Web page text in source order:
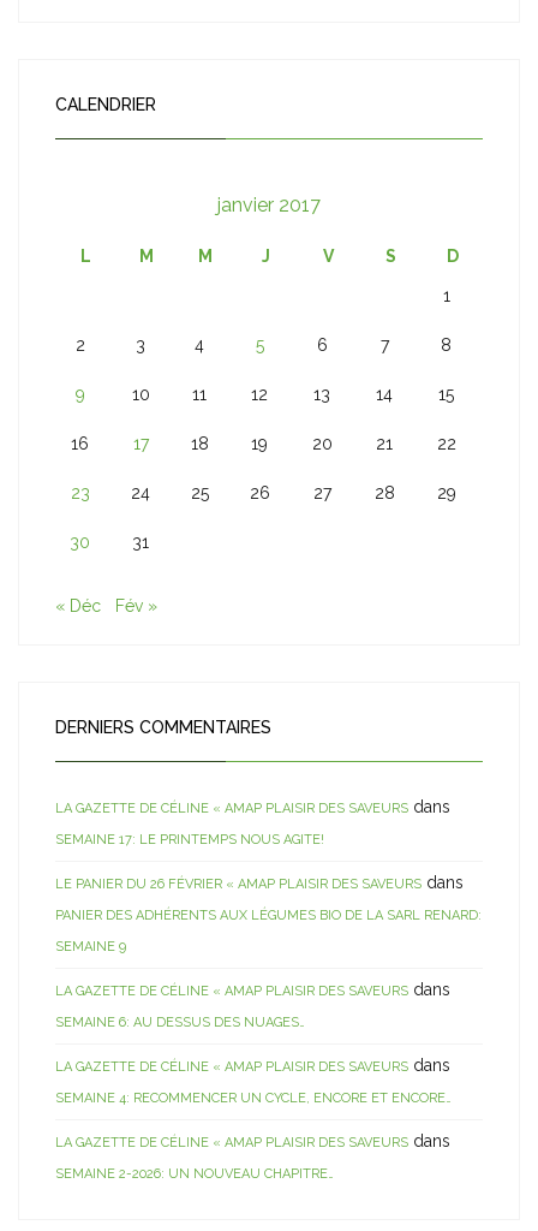
CALENDRIER
janvier 2017
L M M J V S D
1
2 3 4 5 6 7 8
9 10 11 12 13 14 15
16 17 18 19 20 21 22
23 24 25 26 27 28 29
30 31
« Déc Fév »
DERNIERS COMMENTAIRES
LA GAZETTE DE CÉLINE « AMAP PLAISIR DES SAVEURS dans
SEMAINE 17: LE PRINTEMPS NOUS AGITE!
LE PANIER DU 26 FÉVRIER « AMAP PLAISIR DES SAVEURS dans
PANIER DES ADHÉRENTS AUX LÉGUMES BIO DE LA SARL RENARD:
SEMAINE 9
LA GAZETTE DE CÉLINE « AMAP PLAISIR DES SAVEURS dans
SEMAINE 6: AU DESSUS DES NUAGES…
LA GAZETTE DE CÉLINE « AMAP PLAISIR DES SAVEURS dans
SEMAINE 4: RECOMMENCER UN CYCLE, ENCORE ET ENCORE…
LA GAZETTE DE CÉLINE « AMAP PLAISIR DES SAVEURS dans
SEMAINE 2-2026: UN NOUVEAU CHAPITRE…